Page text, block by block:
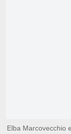
Elba Marcovecchio